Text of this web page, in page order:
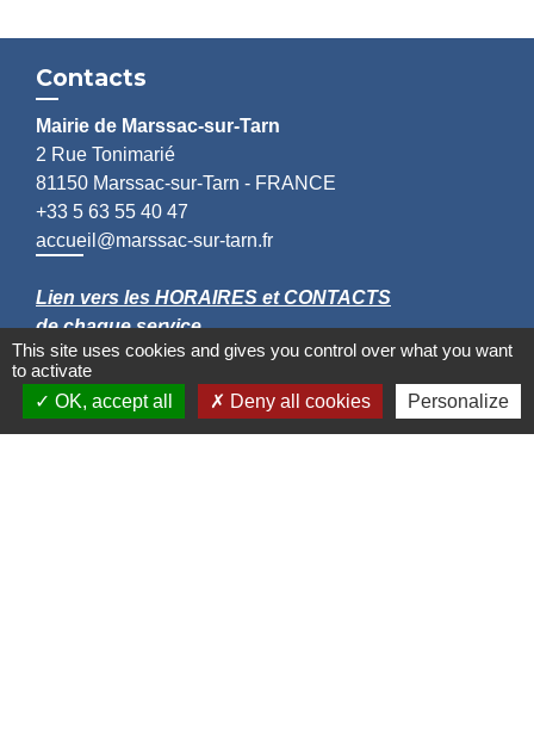
Contacts
Mairie de Marssac-sur-Tarn
2 Rue Tonimarié
81150 Marssac-sur-Tarn - FRANCE
+33 5 63 55 40 47
accueil@marssac-sur-tarn.fr
Lien vers les HORAIRES et CONTACTS
de chaque service
This site uses cookies and gives you control over what you want
to activate
OK, accept all
Deny all cookies Personalize